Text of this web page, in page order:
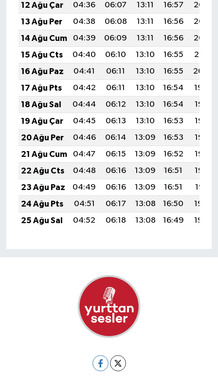
12 Ağu Çar
04:36 06:07 13:11 16:57
20:05
13 Ağu Per
04:38 06:08 13:11 16:56
20:03
14 Ağu Cum
04:39 06:09 13:11 16:56
20:02
15 Ağu Cts
04:40 06:10 13:10 16:55
20:01
16 Ağu Paz
04:41 06:11 13:10 16:55
20:00
17 Ağu Pts
04:42 06:11 13:10 16:54
19:59
18 Ağu Sal
04:44 06:12 13:10 16:54
19:57
19 Ağu Çar
04:45 06:13 13:10 16:53
19:56
20 Ağu Per
04:46 06:14 13:09 16:53
19:55
21 Ağu Cum
04:47 06:15 13:09 16:52
19:53
22 Ağu Cts
04:48 06:16 13:09 16:51
19:52
23 Ağu Paz
04:49 06:16 13:09 16:51
19:51
24 Ağu Pts
04:51 06:17 13:08 16:50
19:49
25 Ağu Sal
04:52 06:18 13:08 16:49 19:48